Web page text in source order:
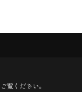
覧ください。